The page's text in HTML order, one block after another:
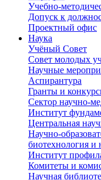
Учебно-
Допуск к
Проектный офис
Наука
Учёный Cовет
Совет молодых
Научные
Аспирантура
Гранты и
Сектор научно-
Институт
Центральная
Научно-
биотехнология и
Институт
Комитеты и
Научная